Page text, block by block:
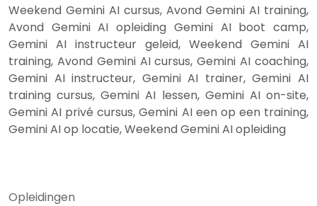
Weekend Gemini AI cursus, Avond Gemini AI training,
Avond Gemini AI opleiding Gemini AI boot camp,
Gemini AI instructeur geleid, Weekend Gemini AI
training, Avond Gemini AI cursus, Gemini AI coaching,
Gemini AI instructeur, Gemini AI trainer, Gemini AI
training cursus, Gemini AI lessen, Gemini AI on-site,
Gemini AI privé cursus, Gemini AI een op een training,
Gemini AI op locatie, Weekend Gemini AI opleiding
Opleidingen